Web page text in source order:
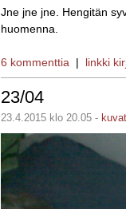
Jne jne jne. Hengitän
huomenna.
6 kommenttia | linkki
23/04
23.4.2015 klo 20.05 - kuvat